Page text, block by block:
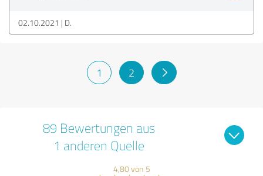
02.10.2021 D.
1 2
89 Bewertungen aus
1 anderen Quelle
4,80 von 5